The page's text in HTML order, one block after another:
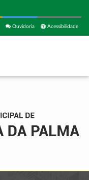
Acessibilidade
Ouvidoria